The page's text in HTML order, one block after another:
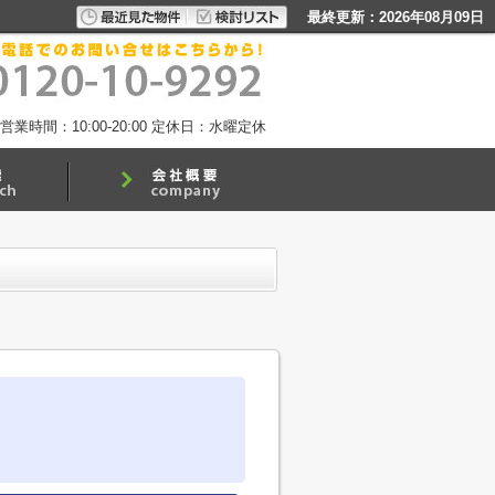
最終更新：2026年08月09日
営業時間：10:00-20:00 定休日：水曜定休